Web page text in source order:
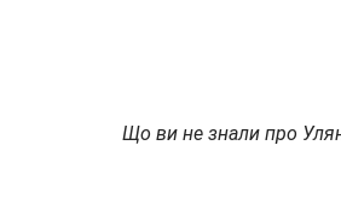
Що ви не знали про